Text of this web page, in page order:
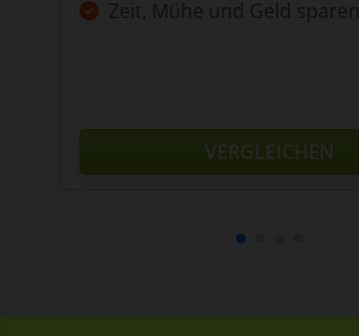
Zeit, Mühe und Geld sparen
VERGLEICHEN